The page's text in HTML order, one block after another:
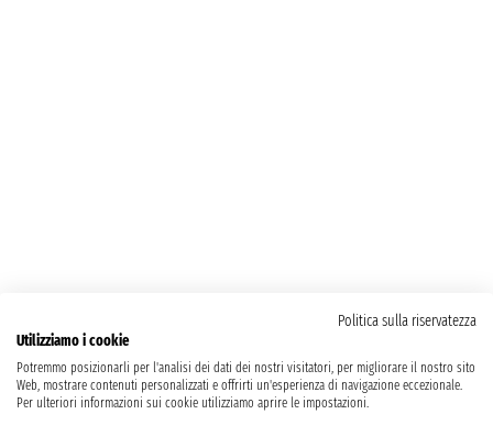
Politica sulla riservatezza
Utilizziamo i cookie
Potremmo posizionarli per l'analisi dei dati dei nostri visitatori, per migliorare il nostro sito
Web, mostrare contenuti personalizzati e offrirti un'esperienza di navigazione eccezionale.
Per ulteriori informazioni sui cookie utilizziamo aprire le impostazioni.